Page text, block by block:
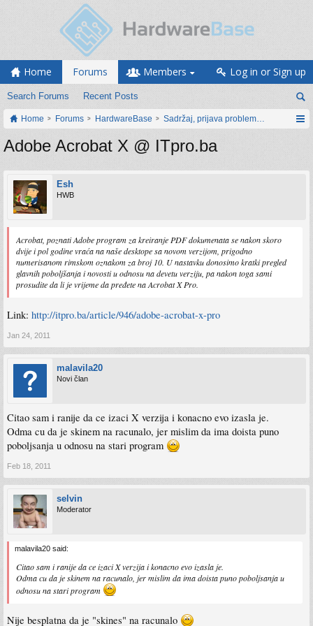
Home Forums
Search Forums Recent Posts
Members Log in or Sign up
Home Forums HardwareBase Sadržaj, prijava problema i prijedlozi
Adobe Acrobat X @ ITpro.ba
Esh
HWB
Acrobat, poznati Adobe program za kreiranje PDF dokumenata se nakon skoro
dvije i pol godine vraća na naše desktope sa novom verzijom, prigodno
numerisanom rimskom oznakom za broj 10. U nastavku donosimo kratki pregled
glavnih poboljšanja i novosti u odnosu na devetu verziju, pa nakon toga sami
prosudite da li je vrijeme da pređete na Acrobat X Pro.
Link: http://itpro.ba/article/946/adobe-acrobat-x-pro
Jan 24, 2011
malavila20
Novi član
Citao sam i ranije da ce izaci X verzija i konacno evo izasla je.
Odma cu da je skinem na racunalo, jer mislim da ima doista puno
poboljsanja u odnosu na stari program
Feb 18, 2011
selvin
Moderator
malavila20 said:
Citao sam i ranije da ce izaci X verzija i konacno evo izasla je.
Odma cu da je skinem na racunalo, jer mislim da ima doista puno poboljsanja u
odnosu na stari program
Nije besplatna da je "skines" na racunalo